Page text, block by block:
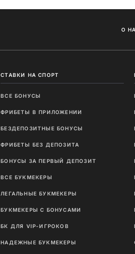
О
СТАВКИ НА СПОРТ
ВСЕ БОНУСЫ
ФРИБЕТЫ В ПРИЛОЖЕНИИ
БЕЗДЕПОЗИТНЫЕ БОНУСЫ
ФРИБЕТЫ БЕЗ ДЕПОЗИТА
БОНУСЫ ЗА ПЕРВЫЙ ДЕПОЗИТ
ВСЕ БУКМЕКЕРЫ
ЛЕГАЛЬНЫЕ БУКМЕКЕРЫ
БУКМЕКЕРЫ С БОНУСАМИ
БК ДЛЯ VIP-ИГРОКОВ
НАДЕЖНЫЕ БУКМЕКЕРЫ